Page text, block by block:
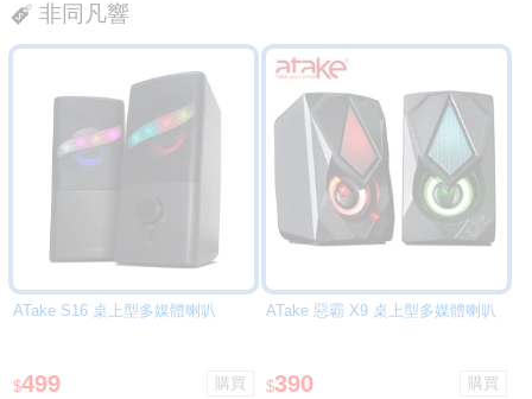
非同凡響
ATake S16 桌上型多媒體喇叭
$499
ATake 惡霸 X9 桌上型多媒體喇叭
$390